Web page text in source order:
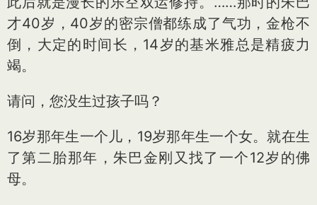
才40岁，40岁的密宗僧都练成了气功，金枪不
倒，大定的时间长，14岁的基米雅总是精疲力
竭。
请问，您没生过孩子吗？
16岁那年生一个儿，19岁那年生一个女。就在生
了第二胎那年，朱巴金刚又找了一个12岁的佛
母。